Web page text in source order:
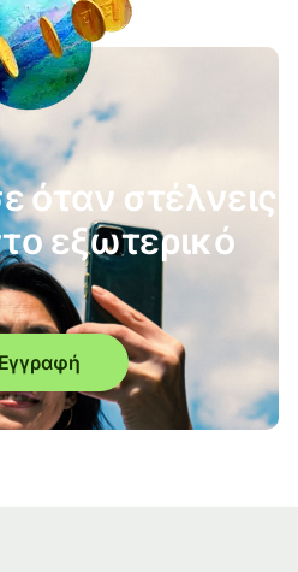
όταν στέλνεις
εξωτερικό
Εγγραφή